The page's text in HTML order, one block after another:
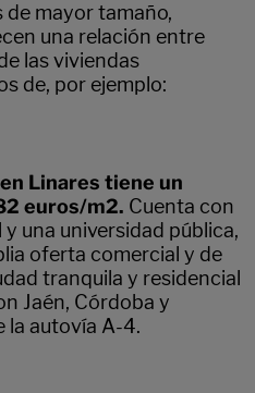
de mayor tamaño,
una relación entre
las viviendas
de, por ejemplo:
Linares tiene un
euros/m2. Cuenta con
una universidad pública,
oferta comercial y de
tranquila y residencial
Jaén, Córdoba y
la autovía A-4.